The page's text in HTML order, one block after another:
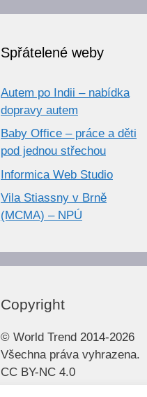
Spřátelené weby
Autem po Indii – nabídka
dopravy autem
Baby Office – práce a děti
pod jednou střechou
Informica Web Studio
Vila Stiassny v Brně
(MCMA) – NPÚ
Copyright
© World Trend 2014-2026
Všechna práva vyhrazena.
CC BY-NC 4.0